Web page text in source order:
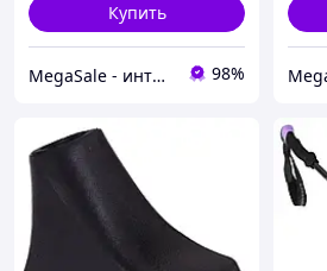
Купить
MegaSale - интернет-супермаркет 98%